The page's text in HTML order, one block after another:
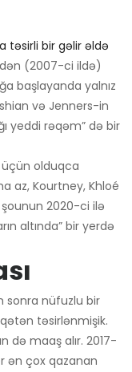
təsirli bir gəlir əldə
(2007-ci ildə)
başlayanda yalnız
və Jenners-in
yeddi rəqəm” də bir
olduqca
az, Kourtney, Khloé
2020-ci ilə
altında” bir yerdə
sonra nüfuzlu bir
təsirlənmişik.
də maaş alır. 2017-
ən çox qazanan